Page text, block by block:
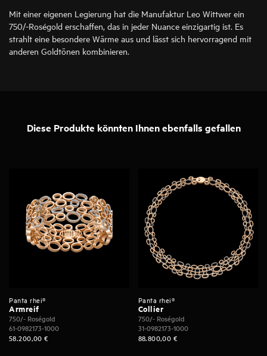
Mit einer eigenen Legierung hat die Manufaktur Leo Wittwer ein
750/-Roségold erschaffen, das in jeder Nuance einzigartig ist. Es
strahlt eine besondere Wärme aus und lässt sich hervorragend mit
anderen Goldtönen kombinieren.
Diese Produkte könnten Ihnen ebenfalls gefallen
Panta rhei®
Armreif
750/- Roségold
61-0982173-1000
58.200,00€
Panta rhei®
Collier
750/- Roségold
31-0982173-1000
88.800,00 €